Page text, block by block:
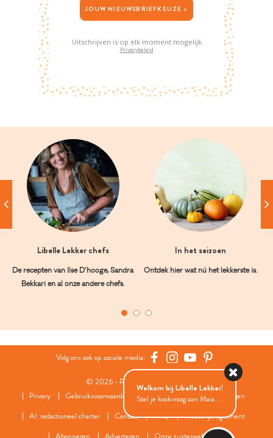
JOUW NIEUWSBRIEFKEUZE >
Uitschrijven is op elk moment mogelijk
Privacybeleid
Libelle Lekker chefs
De recepten van Ilse D’hooge, Sandra
Bekkari en al onze andere chefs.
In het seizoen
Ontdek hier wat nú het lekkerste is.
Volg ons ook op sociale media:
© 2026 - Roularta Media Group
Privacy
Gebruiksvoorwaarden Cookies
Cookies instellingen
AI: redactioneel charter
Contact FAQ
Wedstrijdreglement
Welkom bij Libelle Lekker!
Stel je kookvraag aan Maia...